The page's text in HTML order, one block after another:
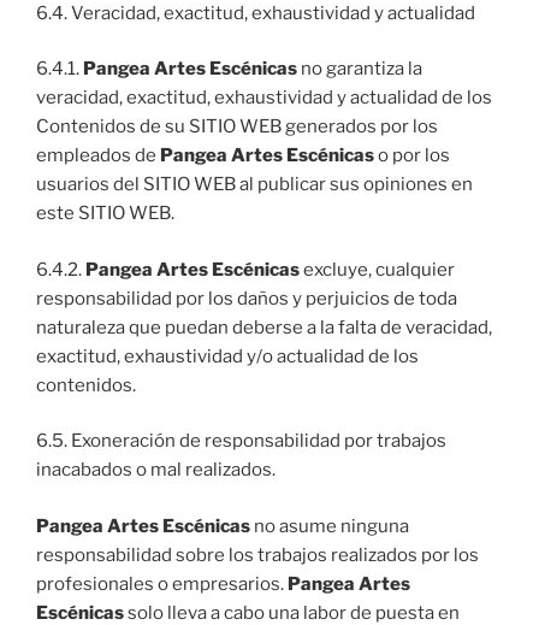
6.4. Veracidad, exactitud, exhaustividad y actualidad
6.4.1. Pangea Artes Escénicas no garantiza la
veracidad, exactitud, exhaustividad y actualidad de los
Contenidos de su SITIO WEB generados por los
empleados de Pangea Artes Escénicaso por los
usuarios del SITIO WEB al publicar sus opiniones en
este SITIO WEB.
6.4.2. Pangea Artes Escénicasexcluye, cualquier
responsabilidad por los daños y perjuicios de toda
naturaleza que puedan deberse a la falta de veracidad,
exactitud, exhaustividad y/o actualidad de los
contenidos.
6.5. Exoneración de responsabilidad por trabajos
inacabados o mal realizados.
Pangea Artes Escénicas no asume ninguna
responsabilidad sobre los trabajos realizados por los
profesionales o empresarios. Pangea Artes
Escénicassolo lleva a cabo una labor de puesta en